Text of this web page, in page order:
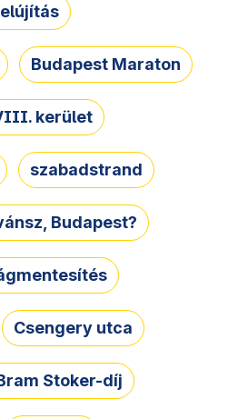
Budapest Maraton
kerület
szabadstrand
Budapest?
Csengery utca
Stoker-díj